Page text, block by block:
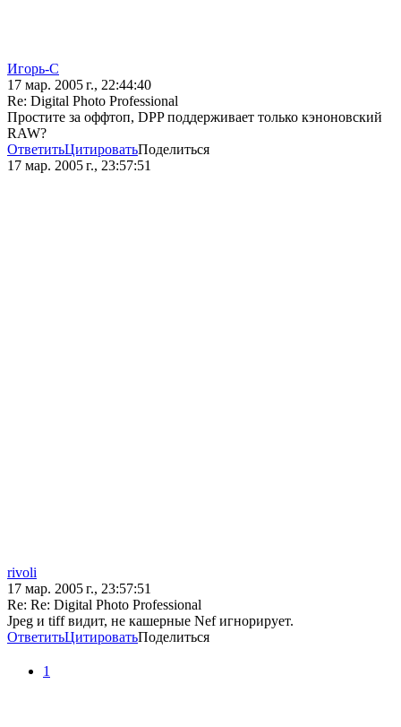
Игорь-С
17 мар. 2005 г., 22:44:40
Re: Digital Photo Professional
Простите за оффтоп, DPP поддерживает только кэноновский
RAW?
ОтветитьЦитироватьПоделиться
17 мар. 2005 г., 23:57:51
rivoli
17 мар. 2005 г., 23:57:51
Re: Re: Digital Photo Professional
Jpeg и tiff видит, не кашерные Nef игнорирует.
ОтветитьЦитироватьПоделиться
1